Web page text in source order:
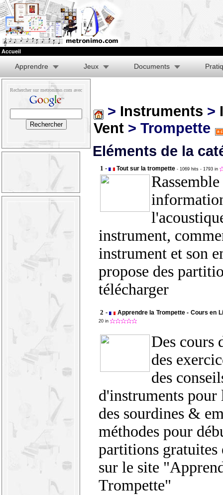
Accueil
Apprendre Jeux Documents
Rechercher sur metronimo.com avec
> Instruments >
Vent > Trompette
Eléments de la
1 - Tout sur la trompette - 1069 hits - 1793 in
Rassemble
instrument,
instrument et son
propose des
télécharger
2 - Apprendre la Trompette - Cours en
20 in
Des cours
des
des
d'instruments pour
des sourdines &
méthodes pour
partitions gratuites
sur le site
Trompette"